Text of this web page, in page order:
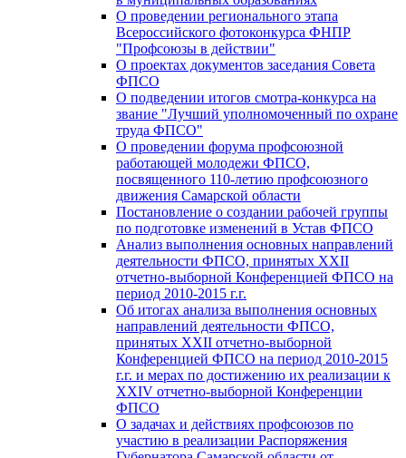
О проведении регионального этапа
Всероссийского фотоконкурса ФНПР
"Профсоюзы в действии"
О проектах документов заседания Совета
ФПСО
О подведении итогов смотра-конкурса на
звание "Лучший уполномоченный по охране
труда ФПСО"
О проведении форума профсоюзной
работающей молодежи ФПСО,
посвященного 110-летию профсоюзного
движения Самарской области
Постановление о создании рабочей группы
по подготовке изменений в Устав ФПСО
Анализ выполнения основных направлений
деятельности ФПСО, принятых XXII
отчетно-выборной Конференцией ФПСО на
период 2010-2015 г.г.
Об итогах анализа выполнения основных
направлений деятельности ФПСО,
принятых XXII отчетно-выборной
Конференцией ФПСО на период 2010-2015
г.г. и мерах по достижению их реализации к
XXIV отчетно-выборной Конференции
ФПСО
О задачах и действиях профсоюзов по
участию в реализации Распоряжения